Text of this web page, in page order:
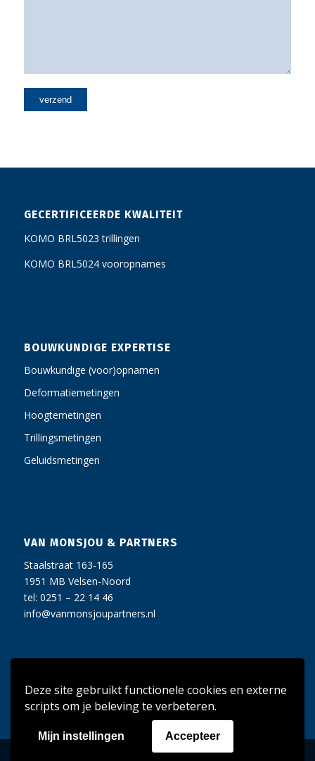
Deze site gebruikt functionele cookies en externe
scripts om je beleving te verbeteren.
Mijn instellingen Accepteer
GECERTIFICEERDE KWALITEIT
KOMO BRL5023 trillingen
KOMO BRL5024 vooropnames
BOUWKUNDIGE EXPERTISE
Bouwkundige (voor)opnamen
Deformatiemetingen
Hoogtemetingen
Trillingsmetingen
Geluidsmetingen
VAN MONSJOU & PARTNERS
Staalstraat 163-165
1951 MB Velsen-Noord
tel: 0251 – 22 14 46
info@vanmonsjoupartners.nl